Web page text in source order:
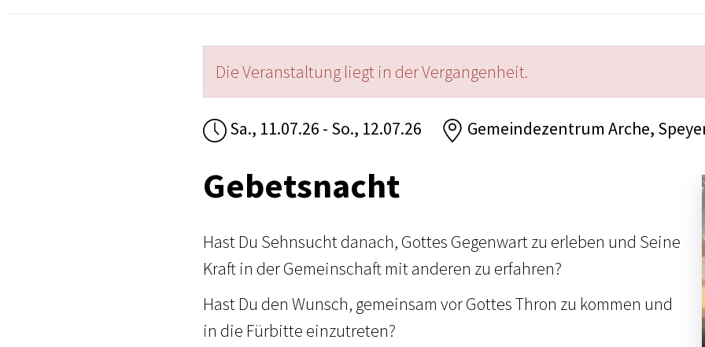
Die Veranstaltung liegt in der Vergangenheit.
Sa., 11.07.26 - So., 12.07.26 Gemeindezentrum Arche,
Gebetsnacht
Hast Du Sehnsucht danach, Gottes Gegenwart zu erleben und Seine
Kraft in der Gemeinschaft mit anderen zu erfahren?
Hast Du den Wunsch, gemeinsam vor Gottes Thron zu kommen und
in die Fürbitte einzutreten?